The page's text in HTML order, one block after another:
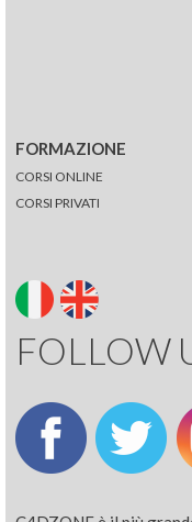
FORMAZIONE
CORSI ONLINE
CORSI PRIVATI
FOLLOW